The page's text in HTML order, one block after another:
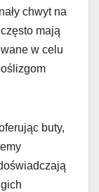
chwyt na
mają
w celu
buty,